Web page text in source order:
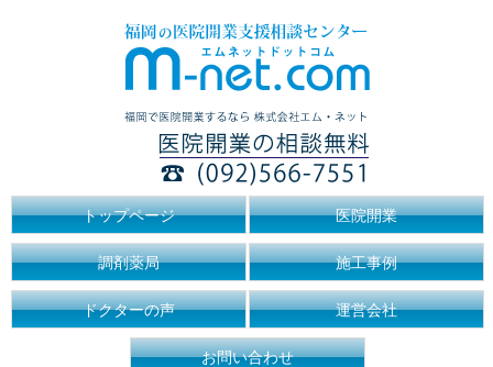
トップページ 医院開業
調剤薬局 施工事例
ドクターの声 運営会社
お問い合わせ